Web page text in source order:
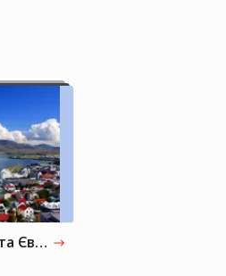
ТОП-3 улюблених міста Євгена Черняка за межами України